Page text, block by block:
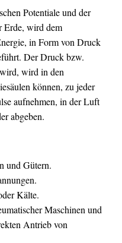
Potentiale und der
Erde, wird dem
in Form von Druck
Der Druck bzw.
wird in den
können, zu jeder
aufnehmen, in der Luft
abgeben.
und Gütern.
Kälte.
Maschinen und
Antrieb von